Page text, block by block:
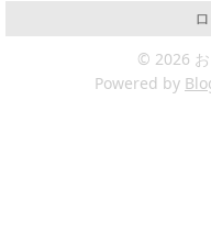
© 2026 お
Powered by